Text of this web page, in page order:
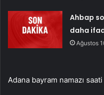
Ahbap
daha
Ağustos
Adana bayram namazı saati